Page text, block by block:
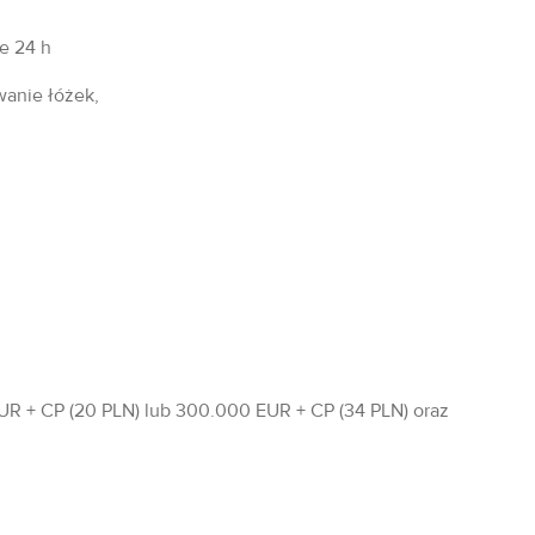
24 h
łóżek,
+ CP (20 PLN) lub 300.000 EUR + CP (34 PLN) oraz